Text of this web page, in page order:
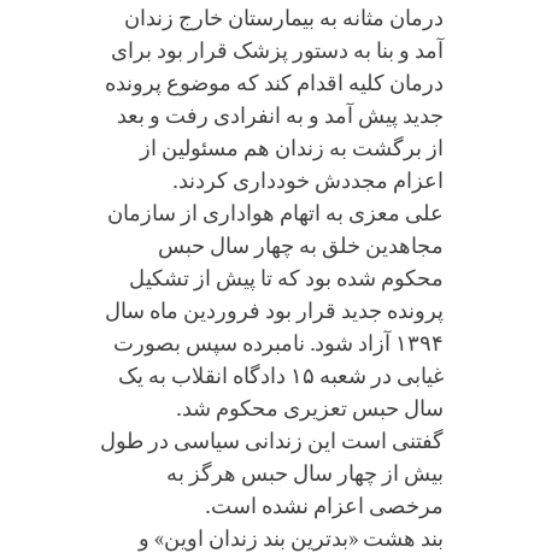
درمان مثانه به بیمارستان خارج زندان
آمد و بنا به دستور پزشک قرار بود براى
درمان کلیه اقدام کند که موضوع پرونده
جدید پیش آمد و به انفرادى رفت و بعد
از برگشت به زندان هم مسئولین از
اعزام مجددش خوددارى کردند.
على معزى به اتهام هوادارى از سازمان
مجاهدین خلق به چهار سال حبس
محکوم شده بود که تا پیش از تشکیل
پرونده جدید قرار بود فروردین ماه سال
١٣٩۴ آزاد شود. نامبرده سپس بصورت
غیابی در شعبه ۱۵ دادگاه انقلاب به یک
سال حبس تعزیری محکوم شد.
گفتنى است این زندانى سیاسى در طول
بیش از چهار سال حبس هرگز به
مرخصى اعزام نشده است.
بند هشت «بدترین بند زندان اوین» و